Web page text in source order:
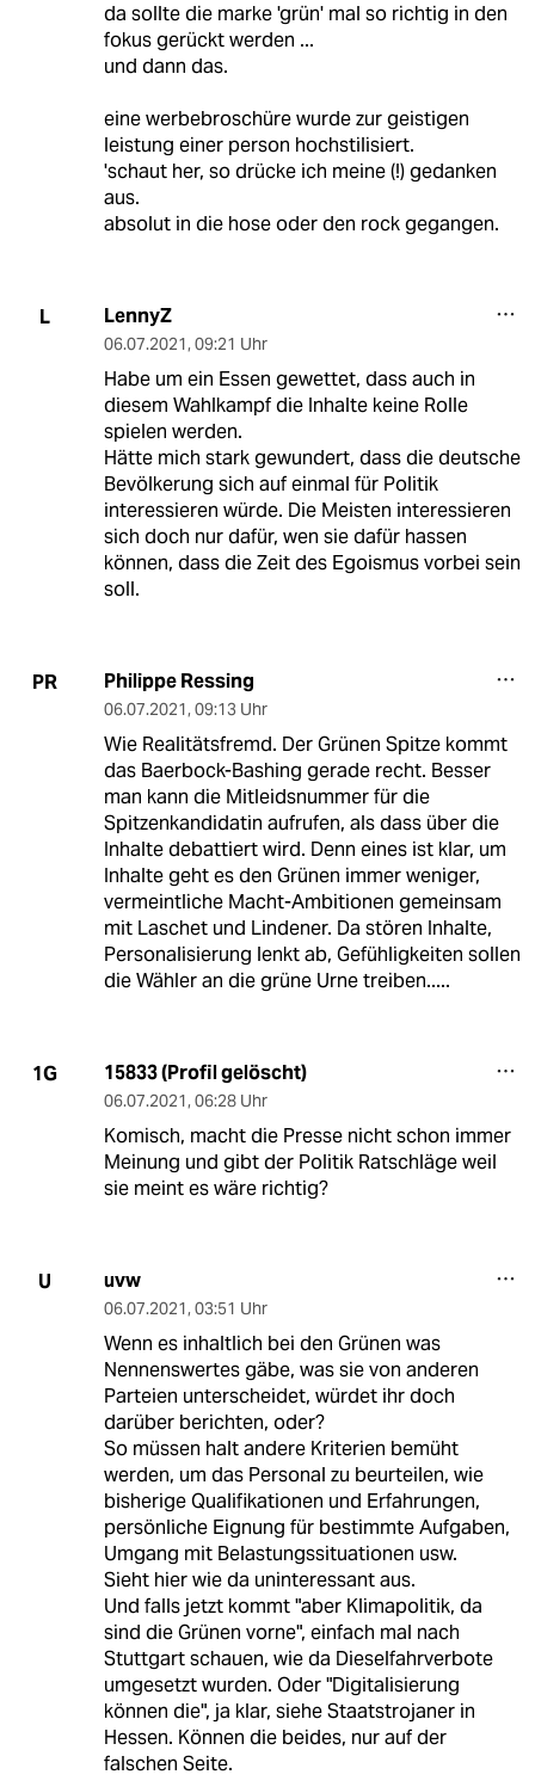
da sollte die marke 'grün' mal so richtig in den
fokus gerückt werden ...
und dann das.
eine werbebroschüre wurde zur geistigen
leistung einer person hochstilisiert.
'schaut her, so drücke ich meine (!) gedanken
aus.
absolut in die hose oder den rock gegangen.
L LennyZ
06.07.2021, 09:21 Uhr
Habe um ein Essen gewettet, dass auch in
diesem Wahlkampf die Inhalte keine Rolle
spielen werden.
Hätte mich stark gewundert, dass die deutsche
Bevölkerung sich auf einmal für Politik
interessieren würde. Die Meisten interessieren
sich doch nur dafür, wen sie dafür hassen
können, dass die Zeit des Egoismus vorbei sein
soll.
PR Philippe Ressing
06.07.2021, 09:13 Uhr
Wie Realitätsfremd. Der Grünen Spitze kommt
das Baerbock-Bashing gerade recht. Besser
man kann die Mitleidsnummer für die
Spitzenkandidatin aufrufen, als dass über die
Inhalte debattiert wird. Denn eines ist klar, um
Inhalte geht es den Grünen immer weniger,
vermeintliche Macht-Ambitionen gemeinsam
mit Laschet und Lindener. Da stören Inhalte,
Personalisierung lenkt ab, Gefühligkeiten sollen
die Wähler an die grüne Urne treiben.....
1G 15833 (Profil gelöscht)
06.07.2021, 06:28 Uhr
Komisch, macht die Presse nicht schon immer
Meinung und gibt der Politik Ratschläge weil
sie meint es wäre richtig?
U uvw
06.07.2021, 03:51 Uhr
Wenn es inhaltlich bei den Grünen was
Nennenswertes gäbe, was sie von anderen
Parteien unterscheidet, würdet ihr doch
darüber berichten, oder?
So müssen halt andere Kriterien bemüht
werden, um das Personal zu beurteilen, wie
bisherige Qualifikationen und Erfahrungen,
persönliche Eignung für bestimmte Aufgaben,
Umgang mit Belastungssituationen usw.
Sieht hier wie da uninteressant aus.
Und falls jetzt kommt "aber Klimapolitik, da
sind die Grünen vorne", einfach mal nach
Stuttgart schauen, wie da Dieselfahrverbote
umgesetzt wurden. Oder "Digitalisierung
können die", ja klar, siehe Staatstrojaner in
Hessen. Können die beides, nur auf der
falschen Seite.